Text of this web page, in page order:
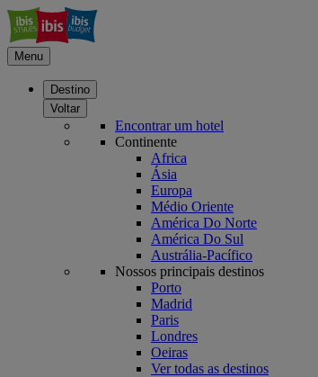
Menu
Destino
Voltar
Encontrar um hotel
Continente
Africa
Ásia
Europa
Médio Oriente
América Do Norte
América Do Sul
Austrália-Pacífico
Nossos principais destinos
Porto
Madrid
Paris
Londres
Oeiras
Ver todas as destinos